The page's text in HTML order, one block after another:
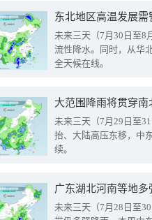
东北地区高温发展
未来三天（7月30日至8
流性降水。同时，从华
全天候在线。
大范围降雨将贯穿
未来三天（7月29日至
抬、大陆高压东移，中
续。
广东湖北河南等地
未来三天（7月28日至